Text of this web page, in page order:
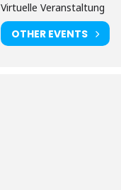
Virtuelle Veranstaltung
OTHER EVENTS